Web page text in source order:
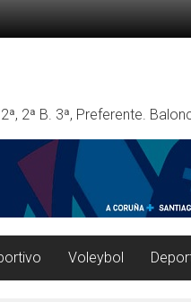
2ª B. 3ª, Preferente.
Voleybol